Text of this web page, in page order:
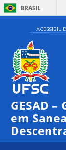
BRASIL
GESAD
em